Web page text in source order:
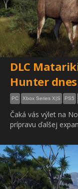
DLC
Hunter
PC Xbox Series X|S PS5
Čaká vás výlet na
prípravu ďalšej